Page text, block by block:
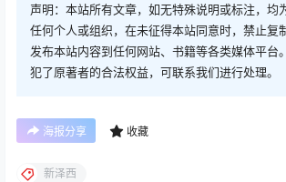
声明：本站所有文章，如无特殊说明或标注，均
任何个人或组织，在未征得本站同意时，禁止复
发布本站内容到任何网站、书籍等各类媒体平台
犯了原著者的合法权益，可联系我们进行处理。
海报分享 收藏
新泽西